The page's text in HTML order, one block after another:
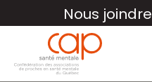
Nous joindre